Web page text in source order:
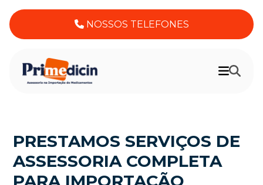
NOSSOS TELEFONES
PRESTAMOS SERVIÇOS DE
ASSESSORIA COMPLETA